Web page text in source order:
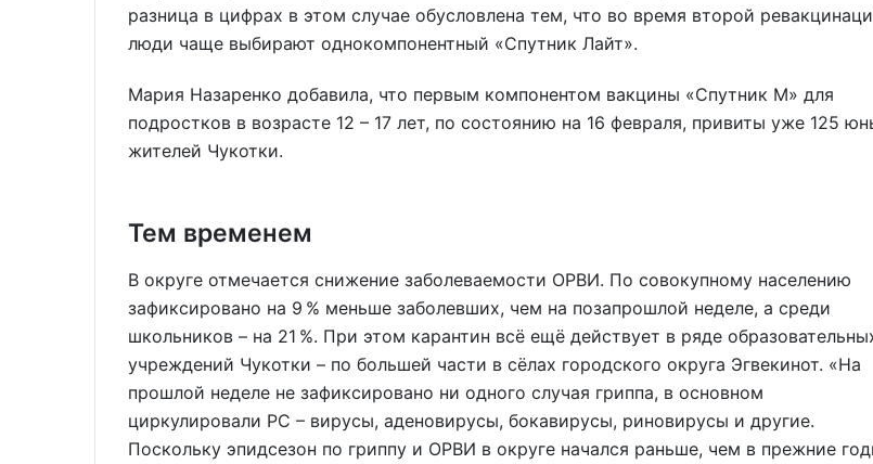
разница в цифрах в этом случае обусловлена тем, что во время второй
люди чаще выбирают однокомпонентный «Спутник Лайт».
Мария Назаренко добавила, что первым компонентом вакцины «Спутник М» для
подростков в возрасте 12 – 17 лет, по состоянию на 16 февраля, привиты уже 125
жителей Чукотки.
Тем временем
В округе отмечается снижение заболеваемости ОРВИ. По совокупному населению
зафиксировано на 9 % меньше заболевших, чем на позапрошлой неделе, а среди
школьников – на 21 %. При этом карантин всё ещё действует в ряде
учреждений Чукотки – по большей части в сёлах городского округа Эгвекинот. «На
прошлой неделе не зафиксировано ни одного случая гриппа, в основном
циркулировали РС – вирусы, аденовирусы, бокавирусы, риновирусы и другие.
Поскольку эпидсезон по гриппу и ОРВИ в округе начался раньше, чем в прежние